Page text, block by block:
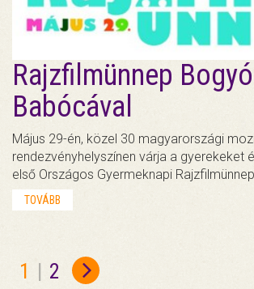
Rajzfilmünnep
Babócával
Május 29-én, közel 30 magyarországi
rendezvényhelyszínen várja a gyerekeket
első Országos Gyermeknapi
TOVÁBB
1 | 2